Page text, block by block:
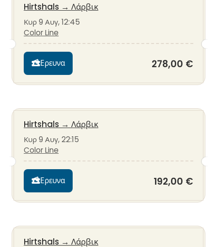
Hirtshals → Λάρβικ
Κυρ 9 Αυγ, 12:45
Color Line
Ερευνα 278,00 €
Hirtshals → Λάρβικ
Κυρ 9 Αυγ, 22:15
Color Line
Ερευνα 192,00 €
Hirtshals → Λάρβικ